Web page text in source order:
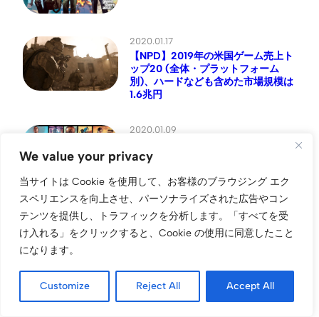
We value your privacy
当サイトは Cookie を使用して、お客様のブラウジング エク
スペリエンスを向上させ、パーソナライズされた広告やコン
テンツを提供し、トラフィックを分析します。
「すべてを受
け入れる」をクリックすると、Cookie の使用に同意したこと
になります。
Customize Reject All Accept All
2020.01.17
【NPD】2019年の米国ゲーム売上ト
ップ20 (全体・プラットフォーム
別)、ハードなども含めた市場規模は
1.6兆円
2020.01.09
10
2017.09.15
NPD：2017年8月の米ゲーム小売市
場は Nintendo Switch と『Madden